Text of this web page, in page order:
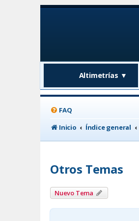
Altimetrías ▼
FAQ
Inicio
Índice general
Otros Temas
Nuevo Tema